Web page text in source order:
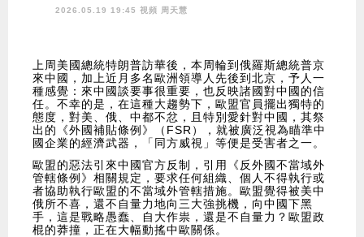
2026.05.19 19:45 視頻 周天慧
上周美國總統特朗普訪華後，本周輪到俄羅斯總統普京
來中國，加上近月多名歐洲領導人先後到北京，予人一
種感覺：來中國談要事很重要，也反映諸國對中國的信
任。不幸的是，在這種大趨勢下，歐盟官員擺出獨特的
態度，對美、俄、中都不忿，且特別愛針對中國，其祭
出的《外國補貼條例》（FSR），就被廣泛視為瞄準中
國企業的經濟武器，「同方威視」等便是受害者之一。
歐盟的惡法引來中國官方反制，引用《反外國不當域外
管轄條例》相關規定，要求任何組織、個人不得執行或
者協助執行歐盟的不當域外管轄措施。歐盟覺得被美中
俄所不喜，還不自量力地向三大強挑機，向中國下黑
手，這是戰略愚蠢、自大作祟，還是不自量力？歐盟政
棍的莽撞，正在大幅動搖中歐關係。